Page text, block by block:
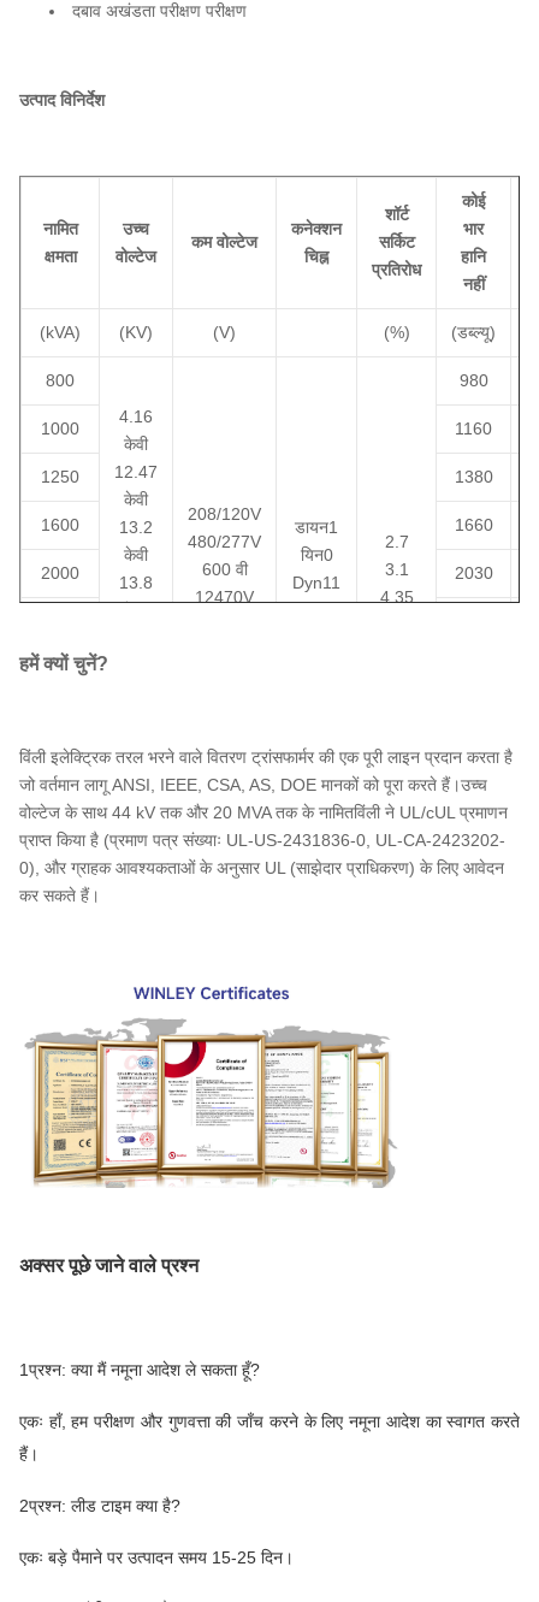
दबाव अखंडता परीक्षण परीक्षण
उत्पाद विनिर्देश
नामित
क्षमता
उच्च
वोल्टेज
कम वोल्टेज
कनेक्शन
चिह्न
शॉर्ट
सर्किट
प्रतिरोध
कोई
भार
हानि
नहीं
(kVA) (KV) (V) (%) (डब्ल्यू)
800
4.16
केवी
12.47
केवी
13.2
केवी
13.8
या
अन्य
208/120V
480/277V
600 वी
12470V
डायन1
यिन0
Dyn11
2.7
3.1
4.35
980
1000 1160
1250 1380
1600 1660
2000 2030
3000
7500 7200
10000 8500
हमें क्यों चुनें?
विंली इलेक्ट्रिक तरल भरने वाले वितरण ट्रांसफार्मर की एक पूरी लाइन प्रदान करता है
जो वर्तमान लागू ANSI, IEEE, CSA, AS, DOE मानकों को पूरा करते हैं।उच्च
वोल्टेज के साथ 44 kV तक और 20 MVA तक के नामितविंली ने UL/cUL प्रमाणन
प्राप्त किया है (प्रमाण पत्र संख्याः UL-US-2431836-0, UL-CA-2423202-
0), और ग्राहक आवश्यकताओं के अनुसार UL (साझेदार प्राधिकरण) के लिए आवेदन
कर सकते हैं।
अक्सर पूछे जाने वाले प्रश्न
1प्रश्न: क्या मैं नमूना आदेश ले सकता हूँ?
एकः हाँ, हम परीक्षण और गुणवत्ता की जाँच करने के लिए नमूना आदेश का स्वागत करते
हैं।
2प्रश्न: लीड टाइम क्या है?
एकः बड़े पैमाने पर उत्पादन समय 15-25 दिन।